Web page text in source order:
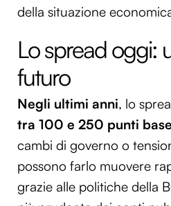
della situazione
Lo spread oggi:
futuro
Negli ultimi anni, lo
tra 100 e 250 punti base
cambi di governo o
possono farlo muovere
grazie alle politiche della